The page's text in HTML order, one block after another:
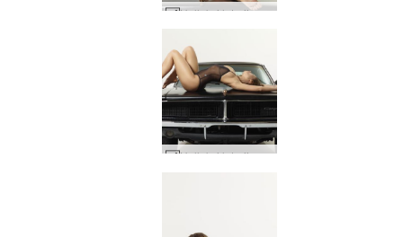
Hulluksi laturiin #60
Hulluksi laturiin #24